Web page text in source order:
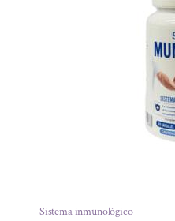
Sistema inmunológico